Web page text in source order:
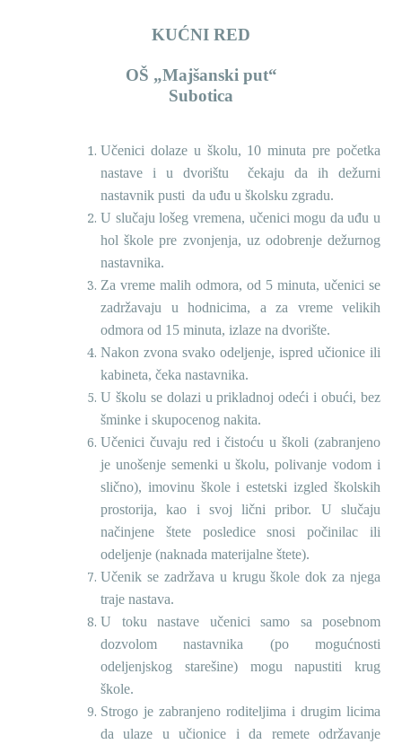
KUĆNI RED
OŠ „Majšanski put“
Subotica
Učenici dolaze u školu, 10 minuta pre početka
nastave i u dvorištu čekaju da ih dežurni
nastavnik pusti da uđu u školsku zgradu.
U slučaju lošeg vremena, učenici mogu da uđu u
hol škole pre zvonjenja, uz odobrenje dežurnog
nastavnika.
Za vreme malih odmora, od 5 minuta, učenici se
zadržavaju u hodnicima, a za vreme velikih
odmora od 15 minuta, izlaze na dvorište.
Nakon zvona svako odeljenje, ispred učionice ili
kabineta, čeka nastavnika.
U školu se dolazi u prikladnoj odeći i obući, bez
šminke i skupocenog nakita.
Učenici čuvaju red i čistoću u školi (zabranjeno
je unošenje semenki u školu, polivanje vodom i
slično), imovinu škole i estetski izgled školskih
prostorija, kao i svoj lični pribor. U slučaju
načinjene štete posledice snosi počinilac ili
odeljenje (naknada materijalne štete).
Učenik se zadržava u krugu škole dok za njega
traje nastava.
U toku nastave učenici samo sa posebnom
dozvolom nastavnika (po mogućnosti
odeljenjskog starešine) mogu napustiti krug
škole.
Strogo je zabranjeno roditeljima i drugim licima
da ulaze u učionice i da remete održavanje